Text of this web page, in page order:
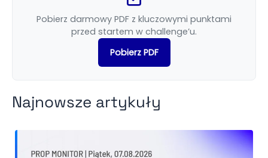
Pobierz darmowy PDF z kluczowymi punktami
przed startem w challenge’u.
Pobierz PDF
Najnowsze artykuły